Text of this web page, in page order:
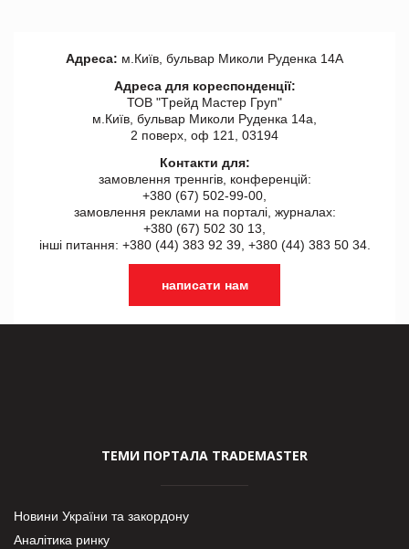
Адреса: м.Київ, бульвар Миколи Руденка 14А
Адреса для кореспонденції:
ТОВ "Tрейд Мастер Груп"
м.Київ, бульвар Миколи Руденка 14а,
2 поверх, оф 121, 03194
Контакти для:
замовлення треннгів, конференцій:
+380 (67) 502-99-00,
замовлення реклами на порталі, журналах:
+380 (67) 502 30 13,
інші питання: +380 (44) 383 92 39, +380 (44) 383 50 34.
написати нам
ТЕМИ ПОРТАЛА TRADEMASTER
Новини України та закордону
Аналітика ринку